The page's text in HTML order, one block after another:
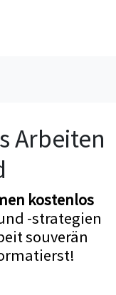
Arbeiten
kostenlos
-strategien
souverän